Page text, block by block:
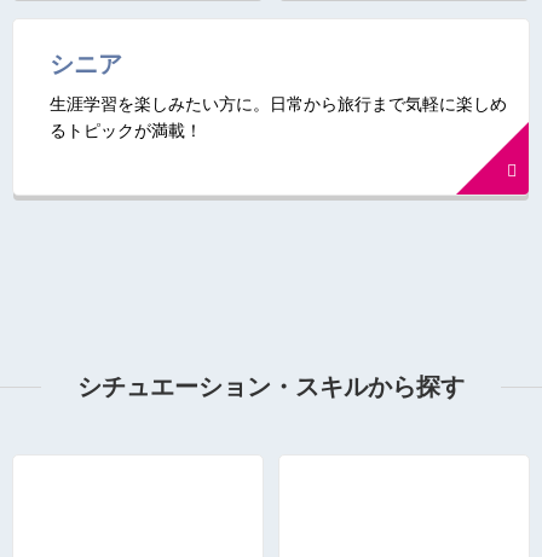
シニア
生涯学習を楽しみたい方に。日常から旅行まで気軽に楽しめ
るトピックが満載！
シチュエーション・スキルから探す